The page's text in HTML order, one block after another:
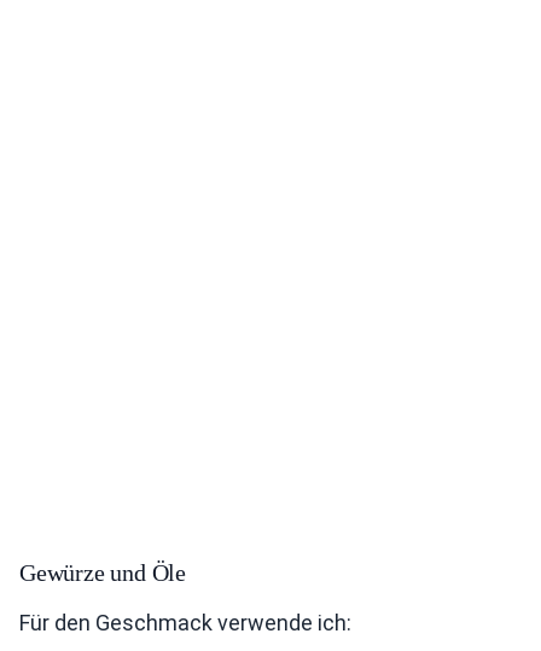
Gewürze und Öle
Für den Geschmack verwende ich: